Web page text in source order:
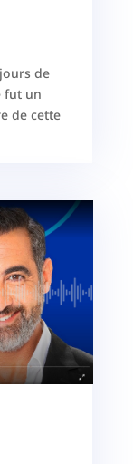
de
fut un
de cette